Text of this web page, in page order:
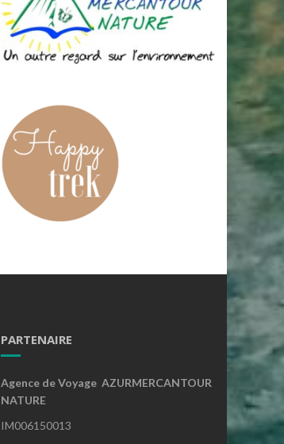
PARTENAIRE
Agence de Voyage AZURMERCANTOUR
NATURE
IM006150013